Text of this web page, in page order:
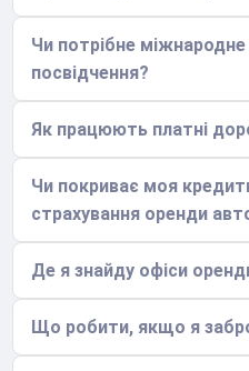
Чи потрібне міжнародне
посвідчення?
Як працюють платні
Чи покриває моя
страхування оренди
Де я знайду офіси
Що робити, якщо я